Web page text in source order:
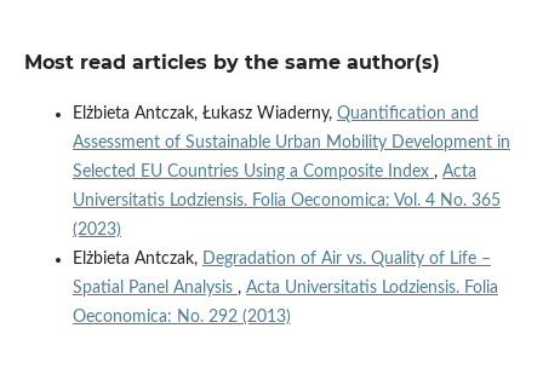
Most read articles by the same author(s)
Elżbieta Antczak, Łukasz Wiaderny, Quantification and
Assessment of Sustainable Urban Mobility Development in
Selected EU Countries Using a Composite Index , Acta
Universitatis Lodziensis. Folia Oeconomica: Vol. 4 No. 365
(2023)
Elżbieta Antczak,
Degradation of Air vs. Quality of Life –
Spatial Panel Analysis , Acta Universitatis Lodziensis. Folia
Oeconomica: No. 292 (2013)